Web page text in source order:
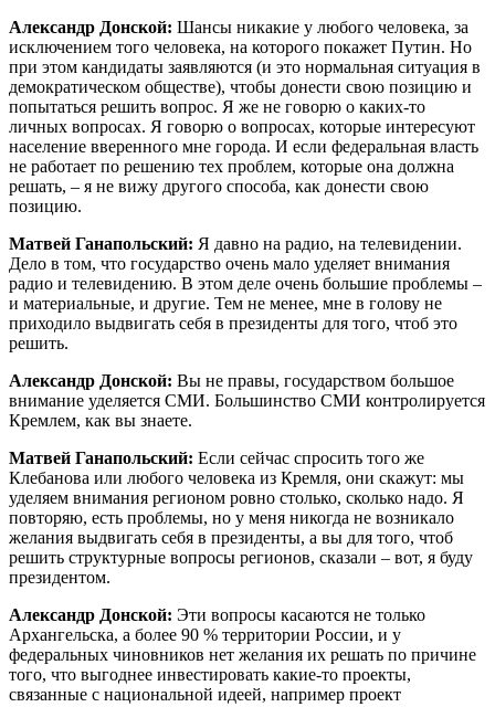
Александр Донской: Шансы никакие у любого человека, за
исключением того человека, на которого покажет Путин. Но
при этом кандидаты заявляются (и это нормальная ситуация в
демократическом обществе), чтобы донести свою позицию и
попытаться решить вопрос. Я же не говорю о каких-то
личных вопросах. Я говорю о вопросах, которые интересуют
население вверенного мне города. И если федеральная власть
не работает по решению тех проблем, которые она должна
решать, – я не вижу другого способа, как донести свою
позицию.
Матвей Ганапольский: Я давно на радио, на телевидении.
Дело в том, что государство очень мало уделяет внимания
радио и телевидению. В этом деле очень большие проблемы –
и материальные, и другие. Тем не менее, мне в голову не
приходило выдвигать себя в президенты для того, чтоб это
решить.
Александр Донской: Вы не правы, государством большое
внимание уделяется СМИ. Большинство СМИ контролируется
Кремлем, как вы знаете.
Матвей Ганапольский: Если сейчас спросить того же
Клебанова или любого человека из Кремля, они скажут: мы
уделяем внимания регионом ровно столько, сколько надо. Я
повторяю, есть проблемы, но у меня никогда не возникало
желания выдвигать себя в президенты, а вы для того, чтоб
решить структурные вопросы регионов, сказали – вот, я буду
президентом.
Александр Донской: Эти вопросы касаются не только
Архангельска, а более 90 % территории России, и у
федеральных чиновников нет желания их решать по причине
того, что выгоднее инвестировать какие-то проекты,
связанные с национальной идеей, например проект